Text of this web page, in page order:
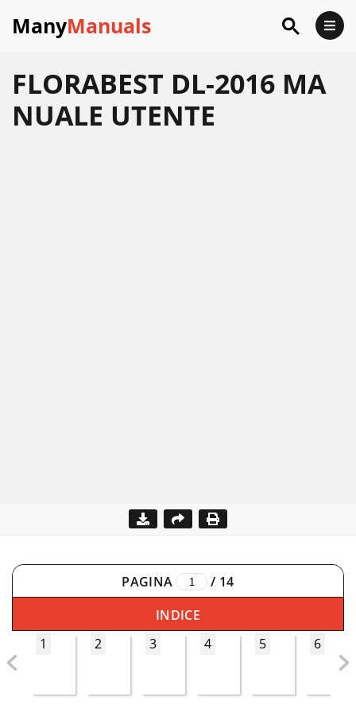
ManyManuals
FLORABEST DL-2016 MA
NUALE UTENTE
PAGINA / 14
INDICE
1
2 3 4 5 6